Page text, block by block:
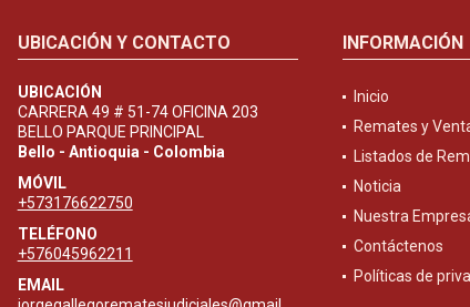
UBICACIÓN Y CONTACTO
UBICACIÓN
CARRERA 49 # 51-74 OFICINA 203
BELLO PARQUE PRINCIPAL
Bello - Antioquia - Colombia
MÓVIL
+573176622750
TELÉFONO
+576045962211
EMAIL
INFORMACIÓN
Inicio
Remates y
Listados de
Noticia
Nuestra
Contáctenos
Políticas de